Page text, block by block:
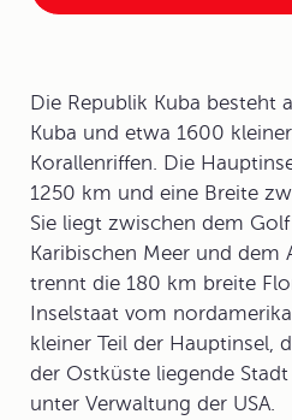
Die Republik Kuba besteht
Kuba und etwa 1600
Korallenriffen. Die
1250 km und eine Breite
Sie liegt zwischen dem
Karibischen Meer und dem
trennt die 180 km breite
Inselstaat vom
kleiner Teil der Hauptinsel,
der Ostküste liegende
unter Verwaltung der USA.